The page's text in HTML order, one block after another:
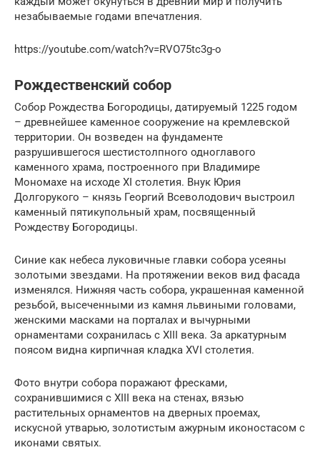
незабываемые годами впечатления.
https://youtube.com/watch?v=RVO75tc3g-o
Рождественский собор
Собор Рождества Богородицы, датируемый 1225 годом
– древнейшее каменное сооружение на кремлевской
территории. Он возведен на фундаменте
разрушившегося шестистолпного одноглавого
каменного храма, построенного при Владимире
Мономахе на исходе XI столетия. Внук Юрия
Долгорукого – князь Георгий Всеволодович выстроил
каменный пятикупольный храм, посвященный
Рождеству Богородицы.
Синие как небеса луковичные главки собора усеяны
золотыми звездами. На протяжении веков вид фасада
изменялся. Нижняя часть собора, украшенная каменной
резьбой, высеченными из камня львиными головами,
женскими масками на порталах и вычурными
орнаментами сохранилась с XIII века. За аркатурным
поясом видна кирпичная кладка XVI столетия.
Фото внутри собора поражают фресками,
сохранившимися с XIII века на стенах, вязью
растительных орнаментов на дверных проемах,
искусной утварью, золотистым ажурным иконостасом с
иконами святых.